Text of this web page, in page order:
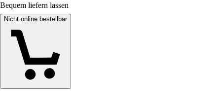
Bequem liefern lassen
Nicht online bestellbar